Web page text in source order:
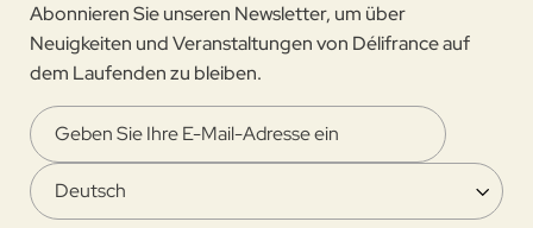
Abonnieren Sie unseren Newsletter, um über
Neuigkeiten und Veranstaltungen von Délifrance auf
dem Laufenden zu bleiben.